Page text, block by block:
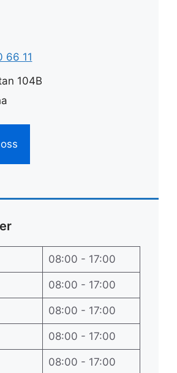
66 11
104B
08:00 - 17:00
08:00 - 17:00
08:00 - 17:00
08:00 - 17:00
08:00 - 17:00